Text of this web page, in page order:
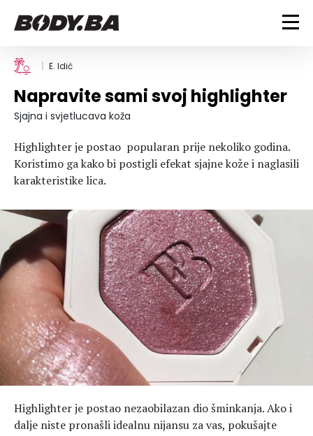
FITNESS
Vježbanje
Mršanje
Indoor & Outdoor
BODYBUILDING
Takmičarski bodybuilding
Savjeti
ISHRANA
Dijete
Recepti
Suplementi
Tablica kalorija
ZDRAVLJE
Um i tijelo
Povrede i bolesti
Lifestyle
Trudnice
LIFESTYLE
Bodybuilding
Fitness
Ishrana
Zdravlje
Hedonizam
VODA
MAGAZIN
Njega nje
Njega njega
Šminka
Tehnologija
KALORIJE
E. Idić
Napravite sami svoj highlighter
Sjajna i svjetlucava koža
Highlighter je postao popularan prije nekoliko godina.
Koristimo ga kako bi postigli efekat sjajne kože i naglasili
karakteristike lica.
Highlighter je postao nezaobilazan dio šminkanja. Ako i
dalje niste pronašli idealnu nijansu za vas, pokušajte